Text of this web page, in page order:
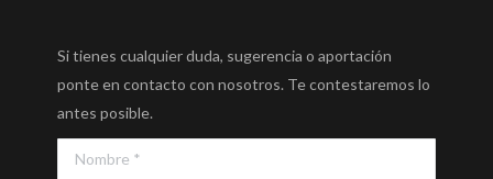
Si tienes cualquier duda, sugerencia o aportación
ponte en contacto con nosotros. Te contestaremos lo
antes posible.